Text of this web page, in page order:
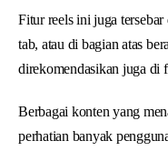
Fitur reels ini juga
tab, atau di bagian atas
direkomendasikan juga di
Berbagai konten yang
perhatian banyak